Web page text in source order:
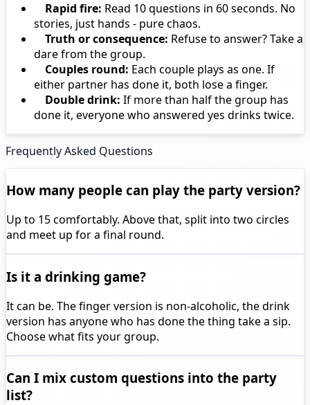
Rapid fire: Read 10 questions in 60 seconds. No
stories, just hands - pure chaos.
Truth or consequence: Refuse to answer? Take a
dare from the group.
Couples round: Each couple plays as one. If
either partner has done it, both lose a finger.
Double drink: If more than half the group has
done it, everyone who answered yes drinks twice.
Frequently Asked Questions
How many people can play the party version?
Up to 15 comfortably. Above that, split into two circles
and meet up for a final round.
Is it a drinking game?
It can be. The finger version is non-alcoholic, the drink
version has anyone who has done the thing take a sip.
Choose what fits your group.
Can I mix custom questions into the party
list?